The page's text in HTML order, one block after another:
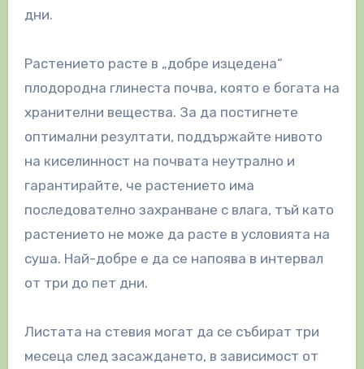
дни.
Растението расте в „добре изцедена“
плодородна глинеста почва, която е богата на
хранителни вещества. За да постигнете
оптимални резултати, поддържайте нивото
на киселинност на почвата неутрално и
гарантирайте, че растението има
последователно захранване с влага, тъй като
растението не може да расте в условията на
суша. Най-добре е да се напоява в интервал
от три до пет дни.
Листата на стевия могат да се събират три
месеца след засаждането, в зависимост от